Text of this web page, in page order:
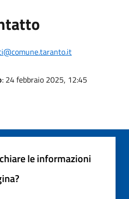
: 24 febbraio 2025, 12:45
le informazioni